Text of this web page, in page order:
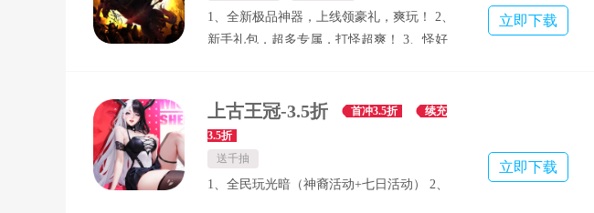
卡、百万元宝、沉默币 6.超值回收：极品装
备官方回收，万元首爆疯狂送 7.超高爆率：
1、全新极品神器，上线领豪礼，爽玩！ 2、
新手礼包，超多专属，打怪超爽！ 3、怪好
沙，紫禁之巅，决出王者
立即下载
上古王冠-3.5折 首冲3.5折
续充
3.5折
送千抽
1、全民玩光暗（神裔活动+七日活动） 2、
立即下载